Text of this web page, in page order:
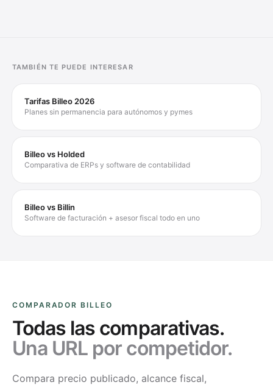
TAMBIÉN TE PUEDE INTERESAR
Tarifas Billeo 2026
Planes sin permanencia para autónomos y pymes
Billeo vs Holded
Comparativa de ERPs y software de contabilidad
Billeo vs Billin
Software de facturación + asesor fiscal todo en uno
COMPARADOR BILLEO
Todas las comparativas.
Una URL por competidor.
Compara precio publicado, alcance fiscal,